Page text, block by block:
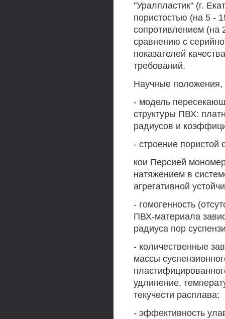
"Уралпластик" (г.
пористостью (на 5 -
сопротивлением (на
сравнению с
показателей
требований.
Научные
- модель
структуры ПВХ:
радиусов и
- строение пористой
кои Персией
натяжением в
агрегативной
- гомогенность
ПВХ-материала
радиуса пор
- количественные
массы
удлинение,
текучести расплава;
- эффективность